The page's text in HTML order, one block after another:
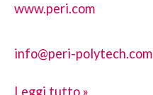
www.peri.com
info@peri-polytech.com
POLYTECH
Leggi tutto »